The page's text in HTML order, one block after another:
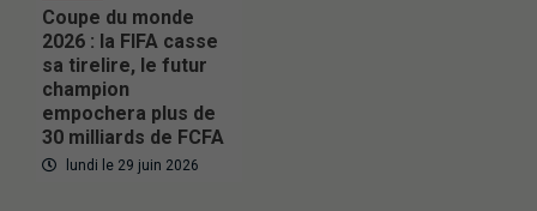
Coupe du monde
2026 : la FIFA casse
sa tirelire, le futur
champion
empochera plus de
30 milliards de FCFA
lundi le 29 juin 2026